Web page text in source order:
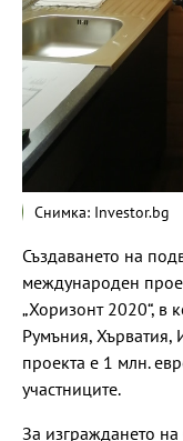
Снимка: Investor.bg
Създаването на
международен
„Хоризонт 2020“, в
Румъния, Хърватия,
проекта е 1 млн.
участниците.
За изграждането на